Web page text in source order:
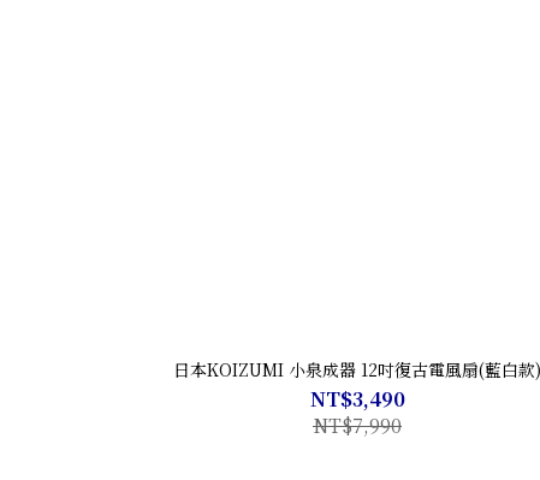
日本KOIZUMI 小泉成器 12吋復古電風扇(藍白款)
NT$3,490
NT$7,990